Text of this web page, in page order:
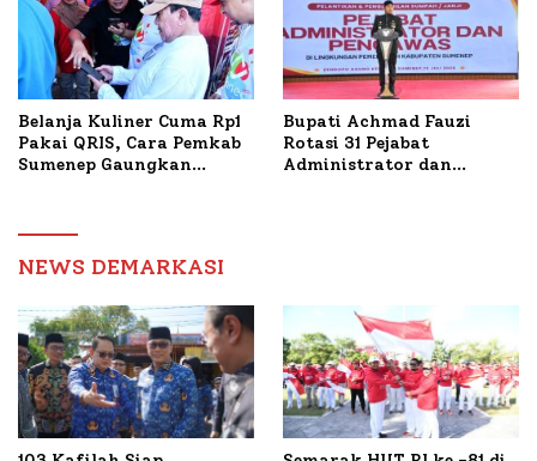
Belanja Kuliner Cuma Rp1
Pakai QRIS, Cara Pemkab
Sumenep Gaungkan
Bupati Achmad Fauzi
Rotasi 31 Pejabat
Administrator dan
NEWS DEMARKASI